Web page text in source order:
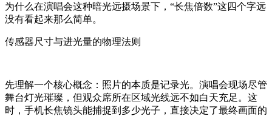
为什么在演唱会这种暗光远摄场景下，“长焦倍数”这四个字远
没有看起来那么简单。
传感器尺寸与进光量的物理法则
先理解一个核心概念：照片的本质是记录光。演唱会现场尽管
舞台灯光璀璨，但观众席所在区域光线远不如白天充足。这
时，手机长焦镜头能捕捉到多少光子，直接决定了最终画面的